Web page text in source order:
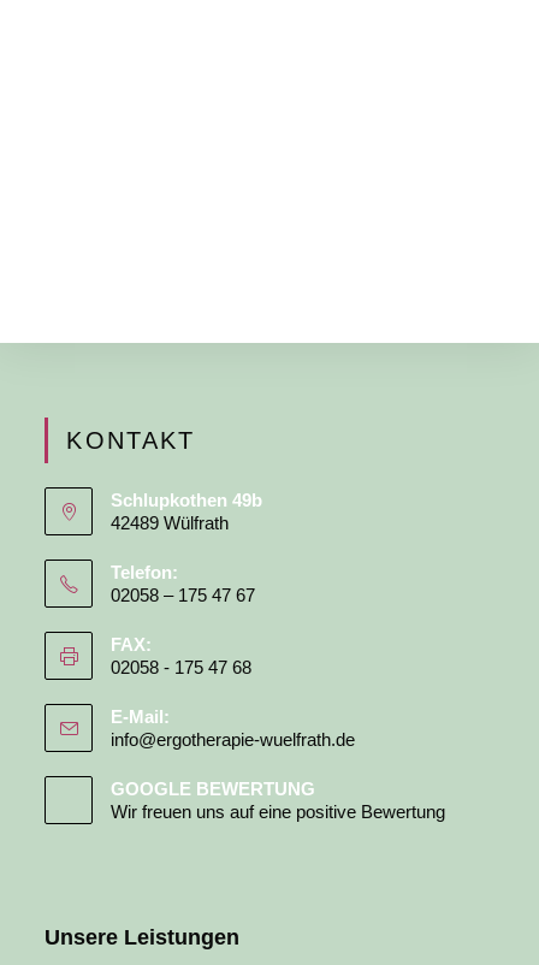
KONTAKT
Schlupkothen 49b
42489 Wülfrath
Telefon:
02058 – 175 47 67
FAX:
02058 - 175 47 68
E-Mail:
info@ergotherapie-wuelfrath.de
GOOGLE BEWERTUNG
Wir freuen uns auf eine positive Bewertung
Unsere Leistungen